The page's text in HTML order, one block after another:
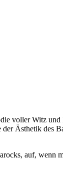
voller Witz und
Ästhetik des
auf, wenn